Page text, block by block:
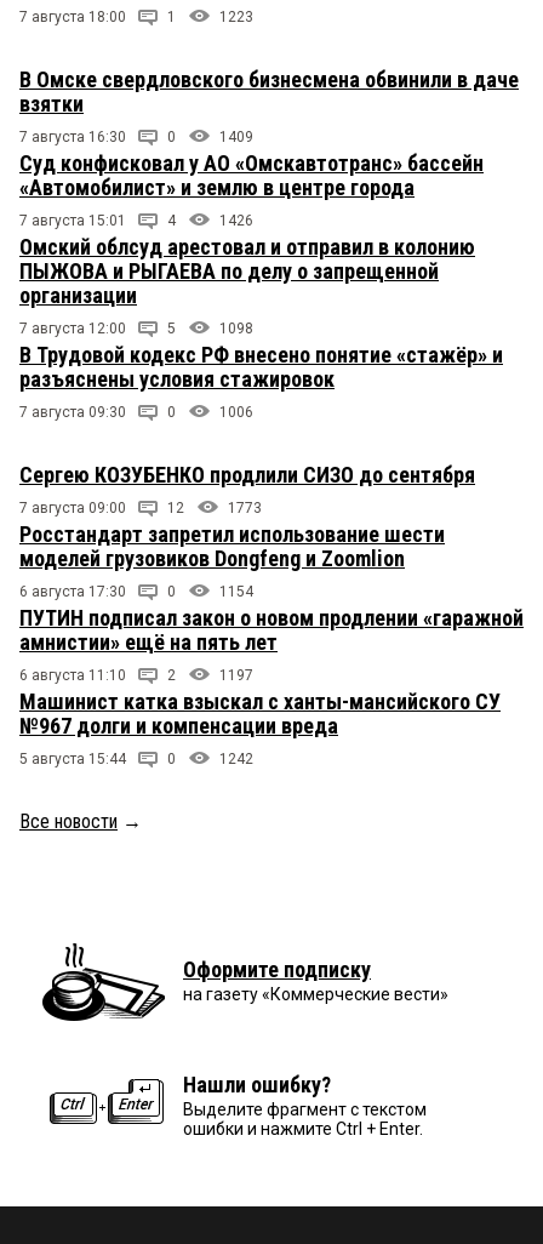
7 августа 18:00 1 1223
В Омске свердловского бизнесмена обвинили в даче
взятки
7 августа 16:30 0 1409
Суд конфисковал у АО «Омскавтотранс» бассейн
«Автомобилист» и землю в центре города
7 августа 15:01 4 1426
Омский облсуд арестовал и отправил в колонию
ПЫЖОВА и РЫГАЕВА по делу о запрещенной
организации
7 августа 12:00 5 1098
В Трудовой кодекс РФ внесено понятие «стажёр» и
разъяснены условия стажировок
7 августа 09:30 0 1006
Сергею КОЗУБЕНКО продлили СИЗО до сентября
7 августа 09:00 12 1773
Росстандарт запретил использование шести
моделей грузовиков Dongfeng и Zoomlion
6 августа 17:30 0 1154
ПУТИН подписал закон о новом продлении «гаражной
амнистии» ещё на пять лет
6 августа 11:10 2 1197
Машинист катка взыскал с ханты-мансийского СУ
№967 долги и компенсации вреда
5 августа 15:44 0 1242
Все новости →
Оформите подписку
на газету «Коммерческие вести»
Нашли ошибку?
Выделите фрагмент с текстом
ошибки и нажмите Ctrl + Enter.